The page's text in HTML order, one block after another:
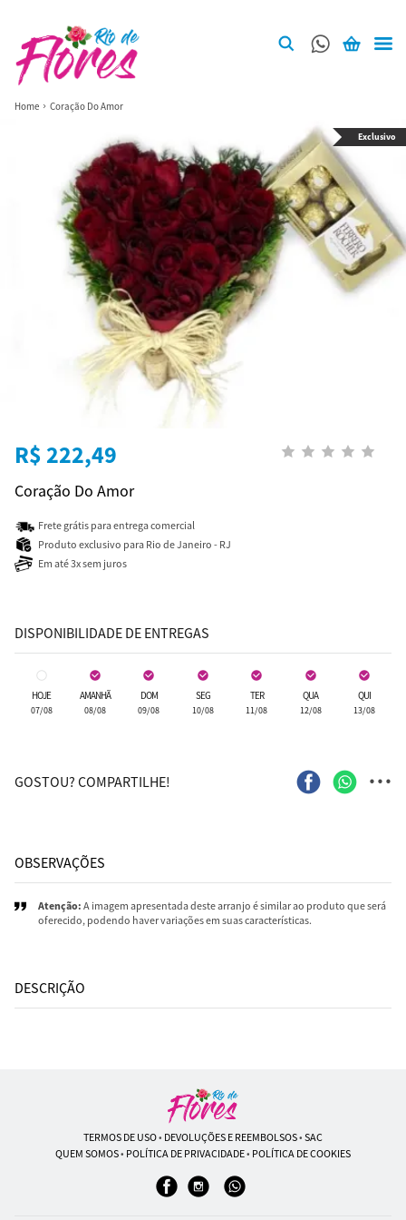
Home Coração Do Amor
Exclusivo
R$ 222,49
Coração Do Amor
Frete grátis para entrega comercial
Produto exclusivo para Rio de Janeiro - RJ
Em até 3x sem juros
DISPONIBILIDADE DE ENTREGAS
HOJE
07/08
AMANHÃ
08/08
DOM
09/08
SEG
10/08
TER
11/08
QUA
12/08
QUI
13/08
GOSTOU? COMPARTILHE! ...
OBSERVAÇÕES
Atenção: A imagem apresentada deste arranjo é similar ao produto que será
oferecido, podendo haver variações em suas características.
DESCRIÇÃO
TERMOS DE USO• DEVOLUÇÕES E REEMBOLSOS• SAC
QUEM SOMOS• POLÍTICA DE PRIVACIDADE• POLÍTICA DE COOKIES